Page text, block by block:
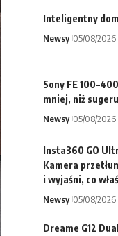
Inteligentny
Newsy 05/08/2026
Sony FE
mniej, niż
Newsy 05/08/2026
Insta360 GO
Kamera
i wyjaśni, co
Newsy 05/08/2026
Dreame G12